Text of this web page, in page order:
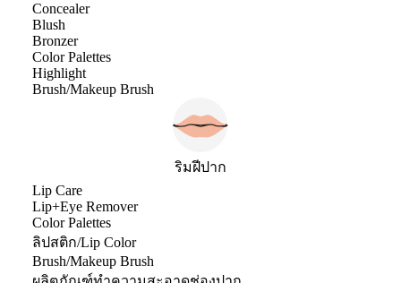
Concealer
Blush
Bronzer
Color Palettes
Highlight
Brush/Makeup Brush
ริมฝีปาก
Lip Care
Lip+Eye Remover
Color Palettes
ลิปสติก/Lip Color
Brush/Makeup Brush